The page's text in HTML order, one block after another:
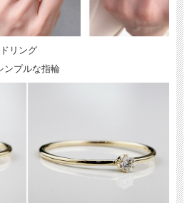
輝きの一粒ダイヤリング
ギフトにもお薦め
・ドゥ・デュー)
ュトリエ ユーロフラット)が発信するジュエリ
イテムがそろっています。
リング
ンプルな指輪